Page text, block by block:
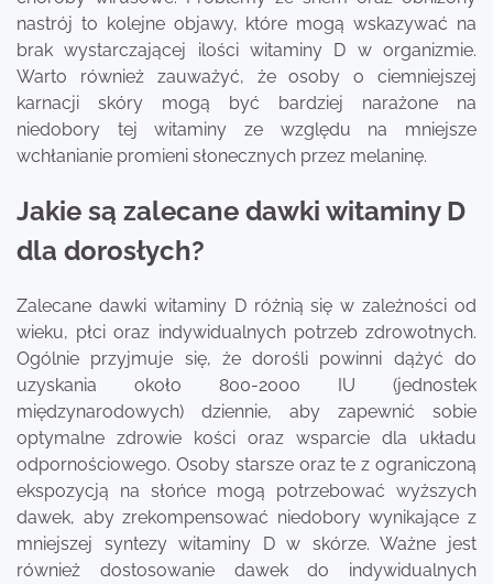
nastrój to kolejne objawy, które mogą wskazywać na
brak wystarczającej ilości witaminy D w organizmie.
Warto również zauważyć, że osoby o ciemniejszej
karnacji skóry mogą być bardziej narażone na
niedobory tej witaminy ze względu na mniejsze
wchłanianie promieni słonecznych przez melaninę.
Jakie są zalecane dawki witaminy D
dla dorosłych?
Zalecane dawki witaminy D różnią się w zależności od
wieku, płci oraz indywidualnych potrzeb zdrowotnych.
Ogólnie przyjmuje się, że dorośli powinni dążyć do
uzyskania około 800-2000 IU (jednostek
międzynarodowych) dziennie, aby zapewnić sobie
optymalne zdrowie kości oraz wsparcie dla układu
odpornościowego. Osoby starsze oraz te z ograniczoną
ekspozycją na słońce mogą potrzebować wyższych
dawek, aby zrekompensować niedobory wynikające z
mniejszej syntezy witaminy D w skórze. Ważne jest
również dostosowanie dawek do indywidualnych